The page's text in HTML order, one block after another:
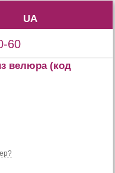
UA
UA
60
велюра(код